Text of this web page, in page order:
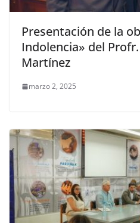
Presentación de la
Indolencia» del
Martínez
marzo 2, 2025